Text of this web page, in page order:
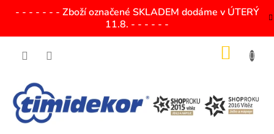
- - - - - - - Zboží označené SKLADEM dodáme v ÚTERÝ
11.8. - - - - - -